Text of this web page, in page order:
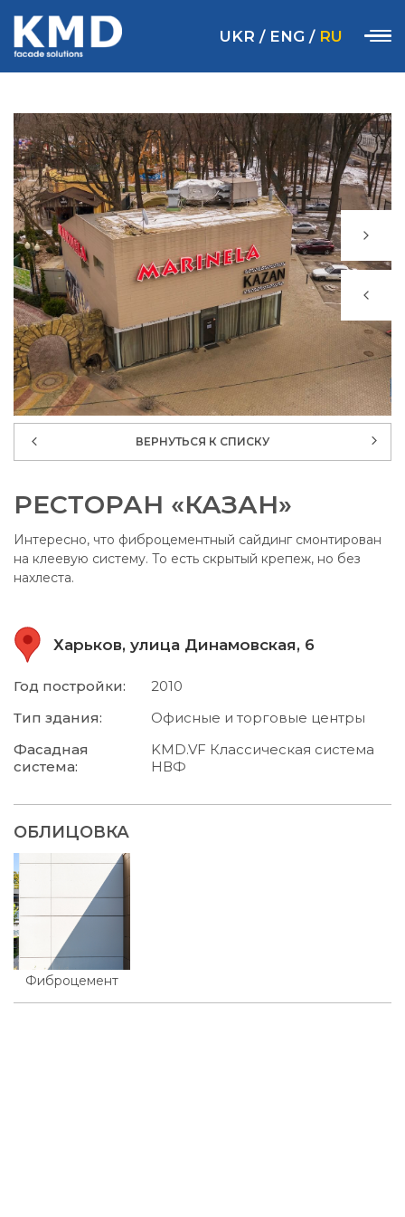
UKR / ENG / RU
ВЕРНУТЬСЯ К СПИСКУ
РЕСТОРАН «КАЗАН»
Интересно, что фиброцементный сайдинг смонтирован
на клеевую систему. То есть скрытый крепеж, но без
нахлеста.
Харьков, улица Динамовская, 6
Год постройки:
2010
Тип здания:
Офисные и торговые центры
Фасадная
система:
KMD.VF Классическая система
НВФ
ОБЛИЦОВКА
Фиброцемент